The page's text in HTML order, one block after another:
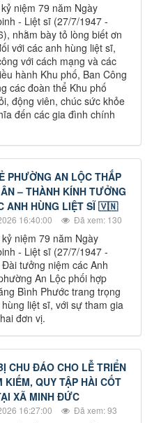
niệm 79 năm Ngày
- Liệt sĩ (27/7/1947 -
nhằm bày tỏ lòng biết ơn
với các anh hùng liệt sĩ,
với cách mạng và các
hành Khu phố, Ban Công
các đoàn thể Khu phố
động viên, chúc sức khỏe
đến các gia đình chính
PHƯỜNG AN LỘC THẮP
– THÀNH KÍNH TƯỞNG
ANH HÙNG LIỆT SĨ 🇻🇳
16:40:00 Đã xem: 130
kỷ niệm 79 năm Ngày
- Liệt sĩ (27/7/1947 -
tưởng niệm các Anh
An Lộc phối hợp
Bình Phước trang trọng
liệt sĩ, với sự tham gia
đơn vị.
CHU ĐÁO CHO LỄ TRIỂN
KIẾM, QUY TẬP HÀI CỐT
XÃ MINH ĐỨC
16:27:00 Đã xem: 93